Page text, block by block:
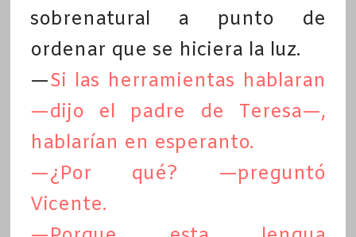
sobrenatural a punto de
ordenar que se hiciera la luz.
—Si las herramientas hablaran
—dijo el padre de Teresa—,
hablarían en esperanto.
—¿Por qué? —preguntó
Vicente.